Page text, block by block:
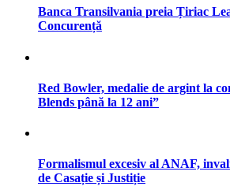
Banca Transilvania preia Țiriac
Concurență
Red Bowler, medalie de argint la
Blends până la 12 ani”
Formalismul excesiv al ANAF,
de Casație și Justiție